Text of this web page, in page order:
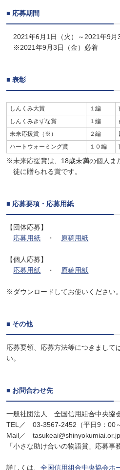
■ 応募期間
2021年6月1日（火）～2021年9月3
※2021年9月3日（金）必着
■ 表彰
しんくみ大賞 １編
しんくみきずな賞
１編
未来応援賞（※）
２編
ハートウォーミング賞
１０編
※未来応援賞は、18歳未満の個人ま
徒に贈られる賞です。
■ 応募要項・応募用紙
【団体応募】
応募用紙 ・ 原稿用紙
【個人応募】
応募用紙 ・ 原稿用紙
※ダウンロードしてお使いください。
■ その他
応募要領、応募方法等につきまして
い。
■ お問合わせ先
一般社団法人 全国信用組合中央協
TEL／ 03-3567-2452（平日9：00
Mail／ tasukeai@shinyokumiai.or.jp
「小さな助け合いの物語賞」応募事
詳しくは、全国信用組合中央協会ホ